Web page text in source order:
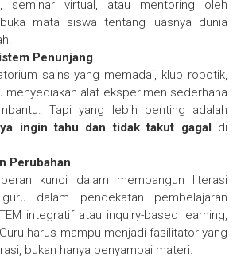
seminar virtual, atau mentoring oleh
mata siswa tentang luasnya dunia
Penunjang
sains yang memadai, klub robotik,
menyediakan alat eksperimen sederhana
Tapi yang lebih penting adalah
ingin tahu dan tidak takut gagal di
Perubahan
kunci dalam membangun literasi
dalam pendekatan pembelajaran
integratif atau inquiry-based learning,
harus mampu menjadi fasilitator yang
bukan hanya penyampai materi.